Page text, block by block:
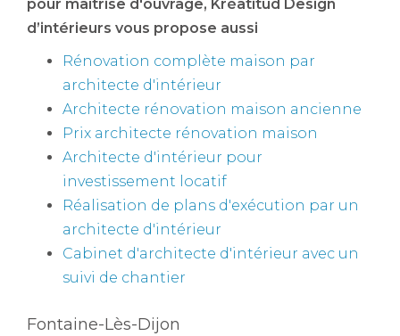
pour maîtrise d'ouvrage, Kréatitud Design
d’intérieurs vous propose aussi
Rénovation complète maison par
architecte d'intérieur
Architecte rénovation maison ancienne
Prix architecte rénovation maison
Architecte d'intérieur pour
investissement locatif
Réalisation de plans d'exécution par un
architecte d'intérieur
Cabinet d'architecte d'intérieur avec un
suivi de chantier
Fontaine-Lès-Dijon